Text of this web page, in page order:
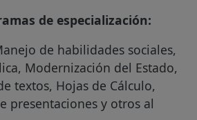
de especialización:
de habilidades sociales,
Modernización del Estado,
textos, Hojas de Cálculo,
presentaciones y otros al